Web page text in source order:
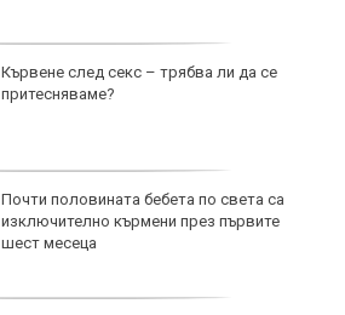
Кървене след секс – трябва ли да се
притесняваме?
Почти половината бебета по света са
изключително кърмени през първите
шест месеца